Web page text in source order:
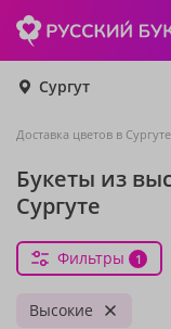
Сургут
Доставка цветов в Сургуте
Букеты из
Сургуте
Фильтры 1
Высокие